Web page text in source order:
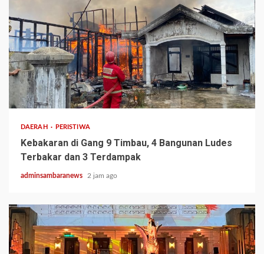
2 min read
DAERAH PERISTIWA
Kebakaran di Gang 9 Timbau, 4 Bangunan Ludes
Terbakar dan 3 Terdampak
adminsambaranews 2 jam ago